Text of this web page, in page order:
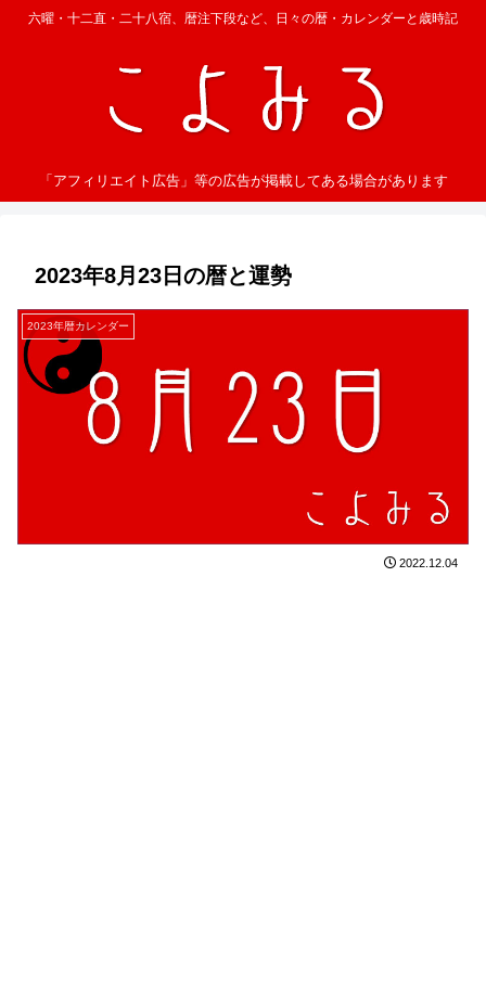
六曜・十二直・二十八宿、暦注下段など、日々の暦・カレンダーと歳時記
「アフィリエイト広告」等の広告が掲載してある場合があります
2023年8月23日の暦と運勢
2023年暦カレンダー
2022.12.04